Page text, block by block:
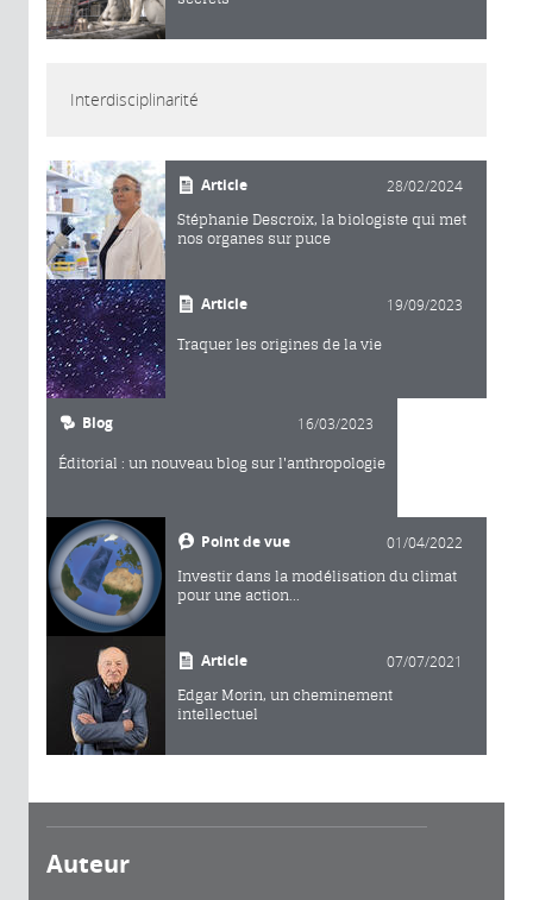
Interdisciplinarité
Article 28/02/2024
Stéphanie Descroix, la biologiste qui met
nos organes sur puce
Article 19/09/2023
Traquer les origines de la vie
Blog 16/03/2023
Éditorial : un nouveau blog sur l'anthropologie
Point de vue 01/04/2022
Investir dans la modélisation du climat
pour une action...
Article 07/07/2021
Edgar Morin, un cheminement
intellectuel
Auteur